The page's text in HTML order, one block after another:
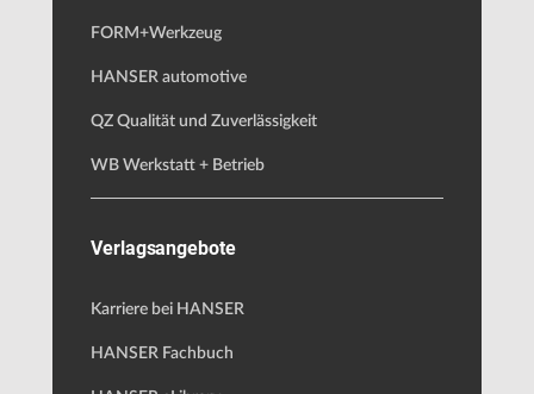
FORM+Werkzeug
HANSER automotive
QZ Qualität und Zuverlässigkeit
WB Werkstatt + Betrieb
Verlagsangebote
Karriere bei HANSER
HANSER Fachbuch